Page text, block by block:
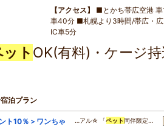
アクセス
■とかち帯広空港
車40分 ■札幌より3時間/帯広・
IC車5分
ト OK(有料)・ケージ
泊プラン
ト10％＞ワンちゃ
…アル☆ 「ペット 同伴限定…